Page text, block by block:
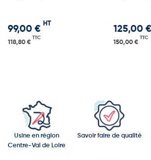
99,00 €
HT
118,80 €
TTC
125,00 €
150,00 €
TTC
Usine en région
Centre-Val de Loire
Savoir faire de qualité